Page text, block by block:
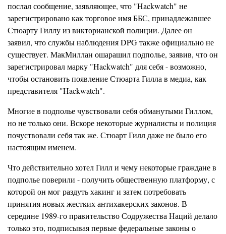
послал сообщение, заявляющее, что "Hackwatch" не
зарегистрировано как торговое имя ББС, принадлежавшее
Стюарту Гиллу из викторианской полиции. Далее он
заявил, что службы наблюдения DPG также официально не
существует. МакМиллан ошарашил подполье, заявив, что он
зарегистрировал марку "Hackwatch" для себя - возможно,
чтобы остановить появление Стюарта Гилла в медиа, как
представителя "Hackwatch".
Многие в подполье чувствовали себя обманутыми Гиллом,
но не только они. Вскоре некоторые журналисты и полиция
почуствовали себя так же. Стюарт Гилл даже не было его
настоящим именем.
Что действительно хотел Гилл и чему некоторые граждане в
подполье поверили - получить общественную платформу, с
которой он мог раздуть хакинг и затем потребовать
принятия новых жестких антихакерских законов. В
середине 1989-го правительство Содружества Наций делало
только это, подписывая первые федеральные законы о